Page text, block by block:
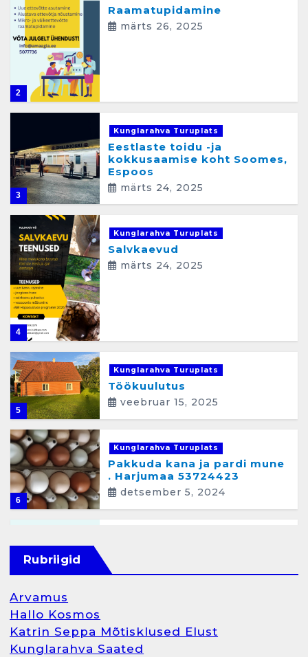
n
e
2
Raamatupidamine
märts 26, 2025
3
Kunglarahva Turuplats
Eestlaste toidu -ja
kokkusaamise koht Soomes,
Espoos
märts 24, 2025
4
Kunglarahva Turuplats
Salvkaevud
märts 24, 2025
5
Kunglarahva Turuplats
Töökuulutus
veebruar 15, 2025
6
Kunglarahva Turuplats
Pakkuda kana ja pardi mune
. Harjumaa 53724423
detsember 5, 2024
1
Rubriigid
Arvamus
Hallo Kosmos
Katrin Seppa Mõtisklused Elust
Kunglarahva Saated